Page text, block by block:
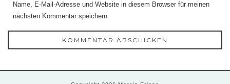
Name, E-Mail-Adresse und Website in diesem Browser für meinen
nächsten Kommentar speichern.